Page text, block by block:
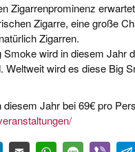
Zigarrenprominenz
Zigarre, eine große
Zigarren.
Smoke wird in diesem Jahr
Weltweit wird es diese Big
Jahr bei 69€ pro